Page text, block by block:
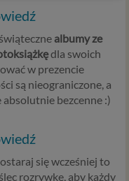
albumy ze
dla swoich
w prezencie
są nieograniczone, a
bezcenne :)
się wcześniej to
rozrywkę, aby każdy
obowiązywanie
i Rady (UE)
w sprawie ochrony
danych
przepływu takich
46/WE (określane
będzie w
danych
na wiele dziedzin
internetowych, takich